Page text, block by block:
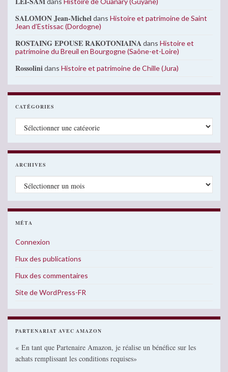
SALOMON Jean-Micheldans Histoire et patrimoine de Saint
Jean d’Estissac (Dordogne)
ROSTAING EPOUSE RAKOTONIAINAdans Histoire et
patrimoine du Breuil en Bourgogne (Saône-et-Loire)
Rossolinidans Histoire et patrimoine de Chille (Jura)
CATÉGORIES
Catégories
ARCHIVES
Archives
MÉTA
Connexion
Flux des publications
Flux des commentaires
Site de WordPress-FR
PARTENARIAT AVEC AMAZON
« En tant que Partenaire Amazon, je réalise un bénéfice sur les
achats remplissant les conditions requises»